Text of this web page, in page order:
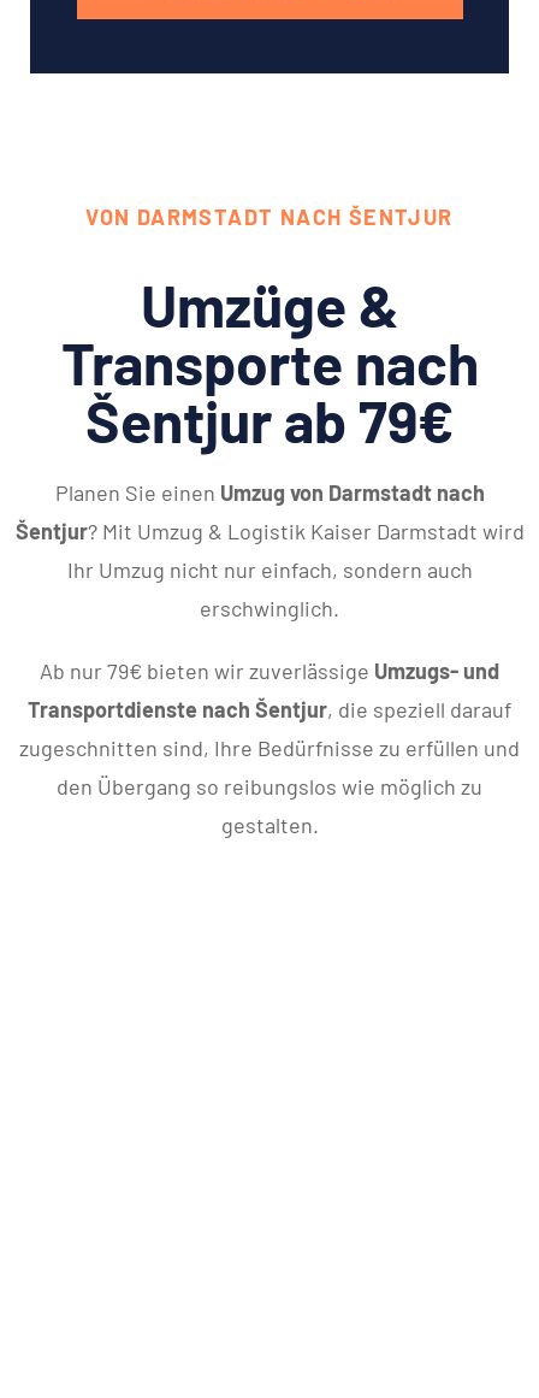
VON DARMSTADT NACH ŠENTJUR
Umzüge &
Transporte nach
Šentjur ab 79€
Planen Sie einen Umzug von Darmstadt nach
Šentjur? Mit Umzug & Logistik Kaiser Darmstadt wird
Ihr Umzug nicht nur einfach, sondern auch
erschwinglich.
Ab nur 79€ bieten wir zuverlässige Umzugs- und
Transportdienste nach Šentjur, die speziell darauf
zugeschnitten sind, Ihre Bedürfnisse zu erfüllen und
den Übergang so reibungslos wie möglich zu
gestalten.